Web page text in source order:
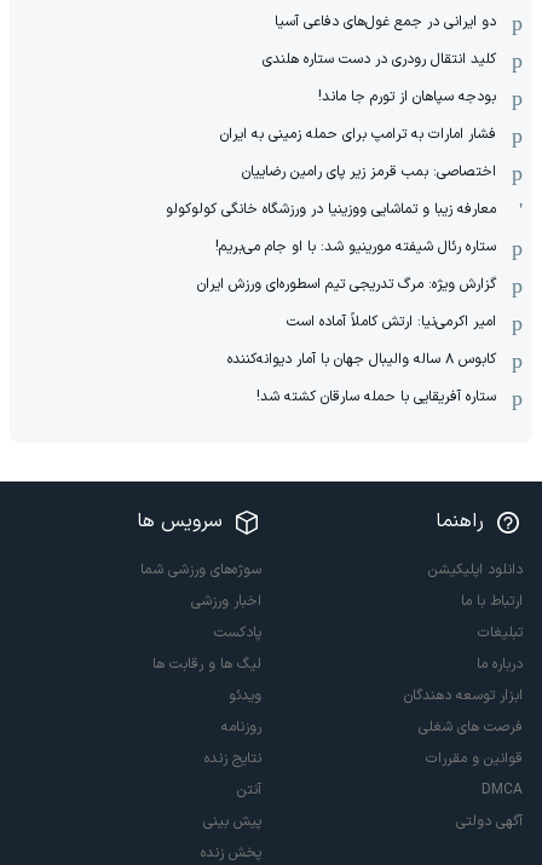
دو ایرانی در جمع غول‌های دفاعی آسیا
کلید انتقال رودری در دست ستاره هلندی
بودجه سپاهان از تورم جا ماند!
فشار امارات به ترامپ برای حمله زمینی به ایران
اختصاصی: بمب قرمز زیر پای رامین رضاییان
معارفه زیبا و تماشایی ووزینیا در ورزشگاه خانگی کولوکولو
ستاره رئال شیفته مورینیو شد: با او جام می‌بریم!
گزارش ویژه: مرگ تدریجی تیم اسطوره‌ای ورزش ایران
امیر اکرمی‌نیا: ارتش کاملاً آماده است
کابوس ۸ ساله والیبال جهان با آمار دیوانه‌کننده
ستاره آفریقایی با حمله سارقان کشته شد!
راهنما
دانلود اپلیکیشن
ارتباط با ما
تبلیغات
درباره ما
ابزار توسعه دهندگان
فرصت های شغلی
قوانین و مقررات
DMCA
آگهی دولتی
سرویس ها
سوژه‌های ورزشی شما
اخبار ورزشی
پادکست
لیگ ها و رقابت ها
ویدئو
روزنامه
نتایج زنده
آنتن
پیش بینی
پخش زنده